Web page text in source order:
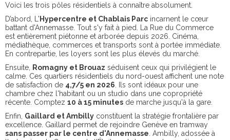
Voici les trois pôles résidentiels à connaître absolument.
D’abord, L' Hypercentre et Chablais Parc incarnent le cœur
battant d'Annemasse. Tout s'y fait à pied. La Rue du Commerce
est entièrement piétonne et arborée depuis 2026. Cinéma,
médiathèque, commerces et transports sont à portée immédiate.
En contrepartie, les loyers sont les plus élevés du marché.
Ensuite,
Romagny et Brouaz séduisent ceux qui privilégient le
calme. Ces quartiers résidentiels du nord-ouest affichent une note
de satisfaction de 4,7/5 en 2026 . Ils sont idéaux pour une
chambre chez l'habitant ou un studio dans une copropriété
récente. Comptez 10 à 15 minutes de marche jusqu'à la gare.
Enfin, Gaillard et Ambilly constituent la stratégie frontalière par
excellence. Gaillard permet de rejoindre Genève en tramway
sans passer par le centre d'Annemasse . Ambilly, adossée à